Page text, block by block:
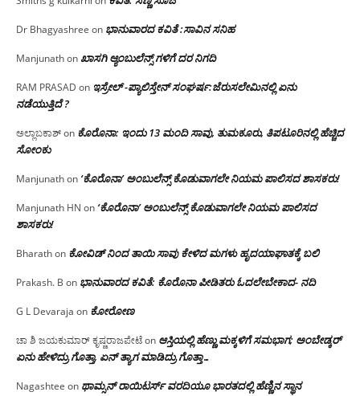
Dr Bhagyashree on ಭಾನುವಾರದ ಕವಿತೆ :ಸಾವಿನ ಸನಿಹ
Manjunathonಖಾಸಗಿ ಆ್ಯಂಬುಲೆನ್ಸ್ ಗಳಿಗೆ ದರ ನಿಗದಿ
RAM PRASAD on ಇಸ್ರೇಲ್ -ಪ್ಯಾಲಿಸ್ತೇನ್ ಸಂಘರ್ಷ:ಜೆರುಸಲೇಮಿನಲ್ಲಿ ಏನು
ನಡೆಯುತ್ತಿದೆ ?
ಅಲ್ಲಾಬಕಾಶ್on ಕೊರೊನಾ: ಇಂದು 13 ಮಂದಿ ಸಾವು, ತುಮಕೂರು, ತಿಪಟೂರಿನಲ್ಲಿ ಹೆಚ್ಚಿದ
ಸೋಂಕು
Manjunathon ‘ಕೊರೊನಾ’ ಅಂಬುಲೆನ್ಸ್ ಕೊಡುವಾಗಲೇ ನಿಯಮ ಪಾಲಿಸದ ಶಾಸಕರು!
Manjunath HN on ‘ಕೊರೊನಾ’ ಅಂಬುಲೆನ್ಸ್ ಕೊಡುವಾಗಲೇ ನಿಯಮ ಪಾಲಿಸದ
ಶಾಸಕರು!
Bharathon ಕೋವಿಡ್ ನಿಂದ ತಾಯಿ ಸಾವು ಕೇಳಿದ ಮಗಳು ಹೃದಯಾಘಾತಕ್ಕೆ ಬಲಿ
Prakash. B on ಭಾನುವಾರದ ಕವಿತೆ: ಕೊರೊನಾ ಪೀಡಿತರು ಓದಲೇಬೇಕಾದ- ನದಿ
G L Devaraja on ಕೋರೋಣ
ಚಾ ಶಿ ಜಯಕುಮಾರ್ ಕೃಷ್ಣರಾಜಪೇಟೆon ಆಸ್ತಿಯಲ್ಲಿ ಹೆಣ್ಣು ಮಕ್ಕಳಿಗೆ ಸಮಭಾಗ; ಅಂಬೇಡ್ಕರ್
ಏನು ಹೇಳಿದ್ರು ಗೊತ್ತಾ, ಏನ್ ತ್ಯಾಗ ಮಾಡಿದ್ರು ಗೊತ್ತಾ…
Nagashtee on ಥಾಮ್ಸನ್ ರಾಯಿಟರ್ಸ್ ವರದಿಯೂ ಭಾರತದಲ್ಲಿ ಹೆಣ್ಣಿನ ಸ್ಥಾನ‌